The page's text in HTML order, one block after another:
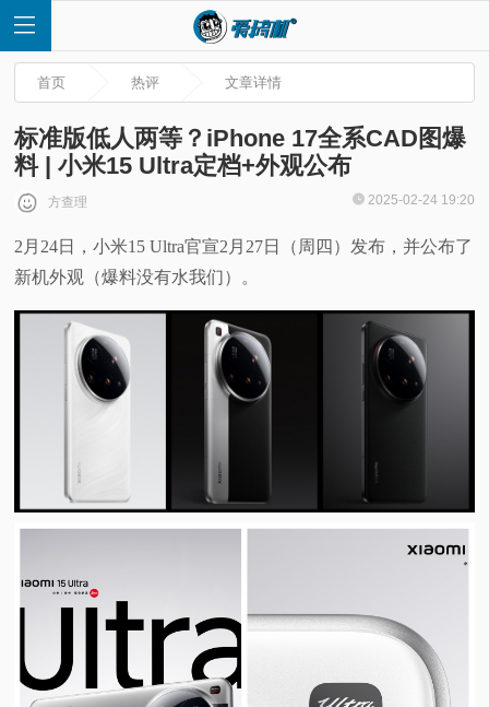
首
页
频
普
首页 热评 文章详情
标准版低人两等？iPhone 17全系CAD图爆
料 | 小米15 Ultra定档+外观公布
方查理 2025-02-24 19:20
2月24日，小米15 Ultra官宣2月27日（周四）发布，并公布了
新机外观（爆料没有水我们）。